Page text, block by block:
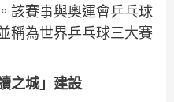
該賽事與奧運會乒乓球
稱為世界乒乓球三大賽
之城」建設